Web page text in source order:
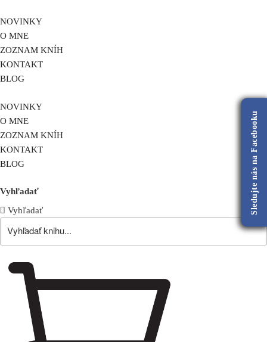
NOVINKY
O MNE
ZOZNAM KNÍH
KONTAKT
BLOG
NOVINKY
O MNE
ZOZNAM KNÍH
KONTAKT
BLOG
Vyhľadať
Vyhľadať
Sledujte nás na Facebooku